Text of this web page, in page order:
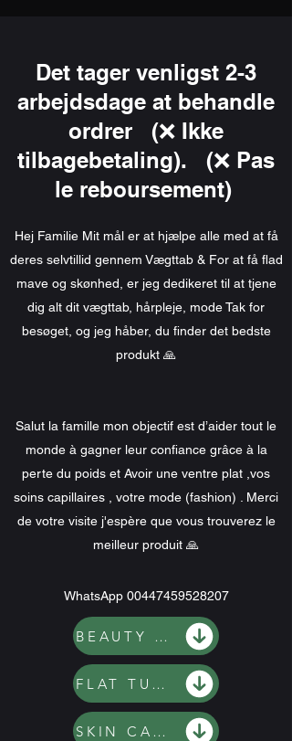
Det tager venligst 2-3
arbejdsdage at behandle
ordrer (❌ Ikke
tilbagebetaling). (❌ Pas
le reboursement)
Hej Familie Mit mål er at hjælpe alle med at få
deres selvtillid gennem Vægttab & For at få flad
mave og skønhed, er jeg dedikeret til at tjene
dig alt dit vægttab, hårpleje, mode Tak for
besøget, og jeg håber, du finder det bedste
produkt 🙏
Salut la famille mon objectif est d’aider tout le
monde à gagner leur confiance grâce à la
perte du poids et Avoir une ventre plat ,vos
soins capillaires , votre mode (fashion) . Merci
de votre visite j'espère que vous trouverez le
meilleur produit 🙏
WhatsApp 00447459528207
BEAUTY MAKEUP [ MAQUILLAGE]
FLAT TUMMY [ VENTRE PLAT]
SKIN CARE [ COSMETIQUE ]